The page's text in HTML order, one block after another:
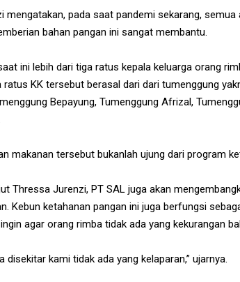
mengatakan, pada saat pandemi sekarang,
bahan pangan ini sangat membantu.
ini lebih dari tiga ratus kepala keluarga orang
KK tersebut berasal dari dari tumenggung
Bepayung, Tumenggung Afrizal,
makanan tersebut bukanlah ujung dari program
Thressa Jurenzi, PT SAL juga akan
Kebun ketahanan pangan ini juga berfungsi
agar orang rimba tidak ada yang kekurangan
disekitar kami tidak ada yang kelaparan,” ujarnya.